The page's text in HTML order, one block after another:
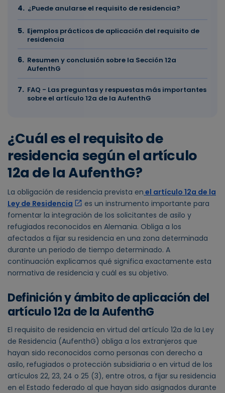
¿Puede anularse el requisito de residencia?
Ejemplos prácticos de aplicación del requisito de
residencia
Resumen y conclusión sobre la Sección 12a
AufenthG
FAQ - Las preguntas y respuestas más importantes
sobre el artículo 12a de la AufenthG
¿Cuál es el requisito de
residencia según el artículo
12a de la AufenthG?
La obligación de residencia prevista en el artículo 12a de la
Ley de Residencia
es un instrumento importante para
fomentar la integración de los solicitantes de asilo y
refugiados reconocidos en Alemania. Obliga a los
afectados a fijar su residencia en una zona determinada
durante un periodo de tiempo determinado. A
continuación explicamos qué significa exactamente esta
normativa de residencia y cuál es su objetivo.
Definición y ámbito de aplicación del
artículo 12a de la AufenthG
El requisito de residencia en virtud del artículo 12a de la Ley
de Residencia (AufenthG) obliga a los extranjeros que
hayan sido reconocidos como personas con derecho a
asilo, refugiados o protección subsidiaria o en virtud de los
artículos 22, 23, 24 o 25 (3), entre otros, a fijar su residencia
en el Estado federado al que hayan sido asignados durante